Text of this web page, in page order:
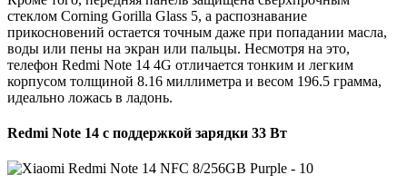
стеклом Corning Gorilla Glass 5, а распознавание
прикосновений остается точным даже при попадании масла,
воды или пены на экран или пальцы. Несмотря на это,
телефон Redmi Note 14 4G отличается тонким и легким
корпусом толщиной 8.16 миллиметра и весом 196.5 грамма,
идеально ложась в ладонь.
Redmi Note 14 с поддержкой зарядки 33 Вт